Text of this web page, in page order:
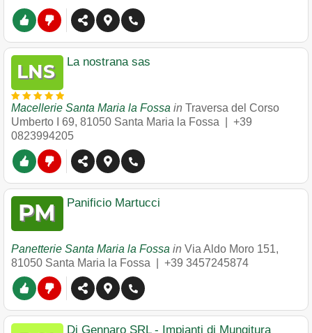
La nostrana sas
Macellerie Santa Maria la Fossa in Traversa del Corso
Umberto I 69, 81050 Santa Maria la Fossa
+39
0823994205
Panificio Martucci
Panetterie Santa Maria la Fossa in Via Aldo Moro 151,
81050 Santa Maria la Fossa +39 3457245874
Di Gennaro SRL - Impianti di Mungitura